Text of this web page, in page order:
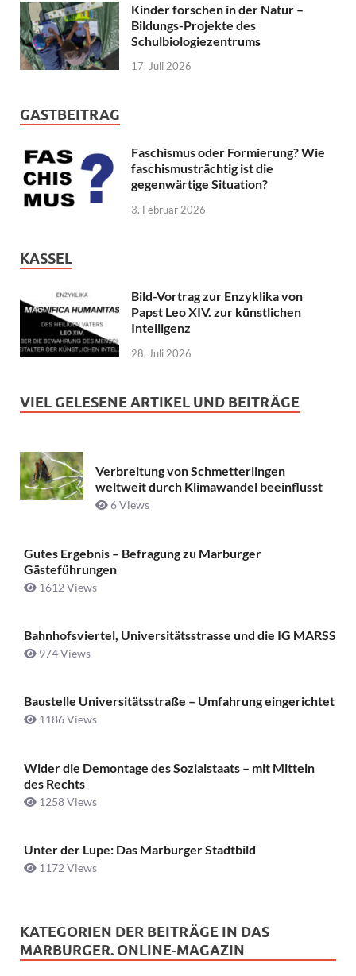
Kinder forschen in der Natur –
Bildungs-Projekte des
Schulbiologiezentrums
17. Juli 2026
GASTBEITRAG
Faschismus oder Formierung? Wie
faschismusträchtig ist die
gegenwärtige Situation?
3. Februar 2026
KASSEL
Bild-Vortrag zur Enzyklika von
Papst Leo XIV. zur künstlichen
Intelligenz
28. Juli 2026
VIEL GELESENE ARTIKEL UND BEITRÄGE
Verbreitung von Schmetterlingen
weltweit durch Klimawandel beeinflusst
6 Views
Gutes Ergebnis – Befragung zu Marburger
Gästeführungen
1612 Views
Bahnhofsviertel, Universitätsstrasse und die IG MARSS
974 Views
Baustelle Universitätsstraße ­– Umfahrung eingerichtet
1186 Views
Wider die Demontage des Sozialstaats – mit Mitteln
des Rechts
1258 Views
Unter der Lupe: Das Marburger Stadtbild
1172 Views
KATEGORIEN DER BEITRÄGE IN DAS
MARBURGER. ONLINE-MAGAZIN